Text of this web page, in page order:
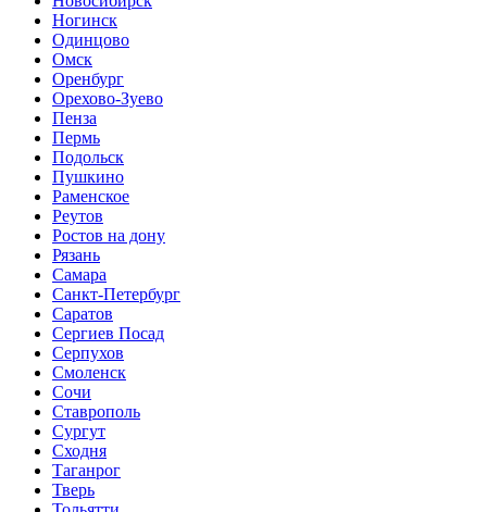
Ногинск
Одинцово
Омск
Оренбург
Орехово-Зуево
Пенза
Пермь
Подольск
Пушкино
Раменское
Реутов
Ростов на дону
Рязань
Самара
Санкт-Петербург
Саратов
Сергиев Посад
Серпухов
Смоленск
Сочи
Ставрополь
Сургут
Сходня
Таганрог
Тверь